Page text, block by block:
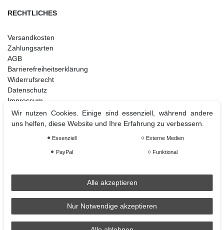
RECHTLICHES
Versandkosten
Zahlungsarten
AGB
Barrierefreiheitserklärung
Widerrufsrecht
Datenschutz
Impressum
Kontakt
Weihnachtsdeko
Krampus und Percht
Wir nutzen Cookies. Einige sind essenziell, während andere
uns helfen, diese Website und Ihre Erfahrung zu verbessern.
Essenziell Externe Medien
PayPal Funktional
Alle akzeptieren
Nur Notwendige akzeptieren